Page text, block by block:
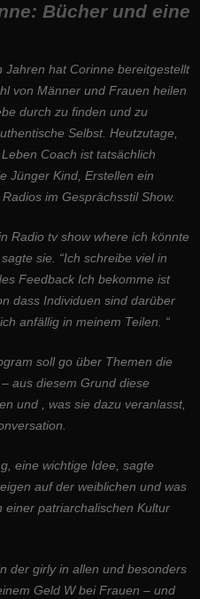
Bücher und eine
Jahren hat Corinne bereitgestellt
von Männer und Frauen heilen
durch zu finden und zu
Selbst. Heutzutage,
Coach ist tatsächlich
Jünger Kind, Erstellen ein
im Gesprächsstil Show.
Radio tv show where ich könnte
sie. “Ich schreibe viel in
Feedback Ich bekomme ist
dass Individuen sind darüber
anfällig in meinem Teilen. “
soll go über Themen die
aus diesem Grund diese
und , was sie dazu veranlasst,
eine wichtige Idee, sagte
auf der weiblichen und was
einer patriarchalischen Kultur
der girly in allen und besonders
Geld W bei Frauen – und